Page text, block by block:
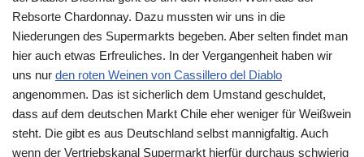
Rebsorte Chardonnay. Dazu mussten wir uns in die
Niederungen des Supermarkts begeben. Aber selten findet man
hier auch etwas Erfreuliches. In der Vergangenheit haben wir
uns nur den roten Weinen von Cassillero del Diablo
angenommen. Das ist sicherlich dem Umstand geschuldet,
dass auf dem deutschen Markt Chile eher weniger für Weißwein
steht. Die gibt es aus Deutschland selbst mannigfaltig. Auch
wenn der Vertriebskanal Supermarkt hierfür durchaus schwierig